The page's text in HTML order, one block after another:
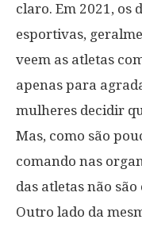
claro. Em 2021, os
esportivas,
veem as atletas
apenas para
mulheres decidir
Mas, como são
comando nas
das atletas não
Outro lado da